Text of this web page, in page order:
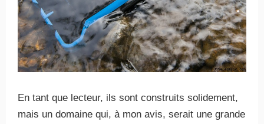
En tant que lecteur, ils sont construits solidement,
mais un domaine qui, à mon avis, serait une grande